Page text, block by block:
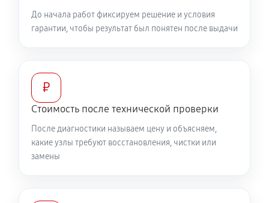
До начала работ фиксируем решение и условия
гарантии, чтобы результат был понятен после выдачи
₽
Стоимость после технической проверки
После диагностики называем цену и объясняем,
какие узлы требуют восстановления, чистки или
замены